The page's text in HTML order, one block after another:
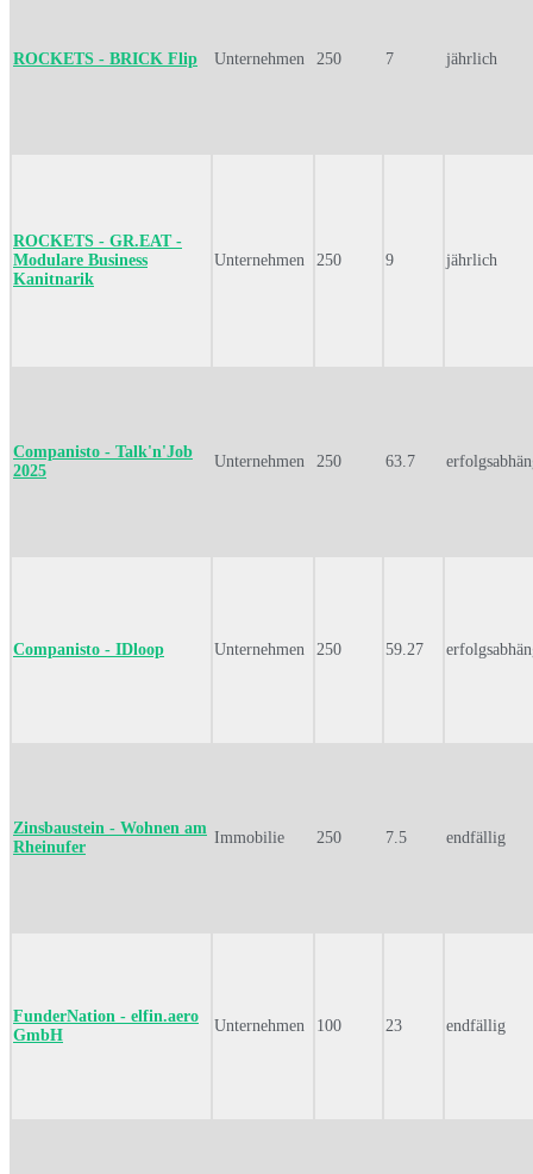
ROCKETS - BRICK Flip Unternehmen 250 7 jährlich
ROCKETS - GR.EAT -
Modulare Business
Kanitnarik
Unternehmen 250 9 jährlich
Companisto - Talk'n'Job
2025
Unternehmen 250 63.7
Companisto - IDloop Unternehmen 250 59.27
Zinsbaustein - Wohnen am
Rheinufer
Immobilie 250 7.5 endfällig
FunderNation - elfin.aero
GmbH
Unternehmen 100 23 endfällig